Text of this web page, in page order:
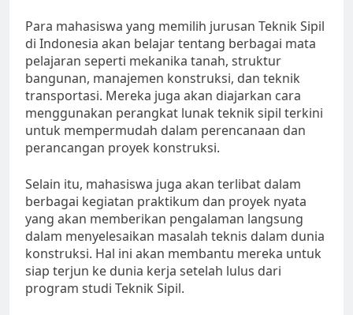
Para mahasiswa yang memilih jurusan Teknik Sipil
di Indonesia akan belajar tentang berbagai mata
pelajaran seperti mekanika tanah, struktur
bangunan, manajemen konstruksi, dan teknik
transportasi. Mereka juga akan diajarkan cara
menggunakan perangkat lunak teknik sipil terkini
untuk mempermudah dalam perencanaan dan
perancangan proyek konstruksi.
Selain itu, mahasiswa juga akan terlibat dalam
berbagai kegiatan praktikum dan proyek nyata
yang akan memberikan pengalaman langsung
dalam menyelesaikan masalah teknis dalam dunia
konstruksi. Hal ini akan membantu mereka untuk
siap terjun ke dunia kerja setelah lulus dari
program studi Teknik Sipil.